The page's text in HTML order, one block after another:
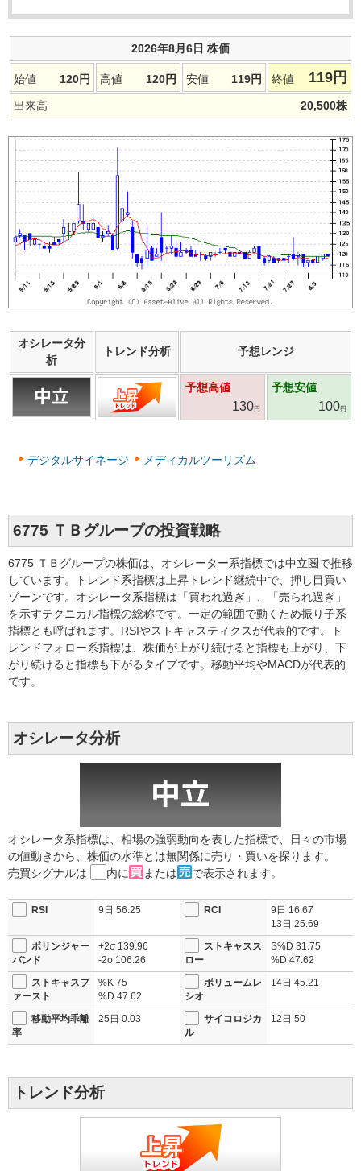
2026年8月6日 株価
始値 120円 高値 120円 安値 119円 終値 119 円
出来高 20,500株
オシレータ分
析
トレンド分析 予想レンジ
予想高値
130円
予想安値
100円
デジタルサイネージ メディカルツーリズム
6775 ＴＢグループの投資戦略
6775 ＴＢグループの株価は、オシレーター系指標では中立圏で推移
しています。トレンド系指標は上昇トレンド継続中で、押し目買い
ゾーンです。オシレータ系指標は「買われ過ぎ」、「売られ過ぎ」
を示すテクニカル指標の総称です。一定の範囲で動くため振り子系
指標とも呼ばれます。RSIやストキャスティクスが代表的です。ト
レンドフォロー系指標は、株価が上がり続けると指標も上がり、下
がり続けると指標も下がるタイプです。移動平均やMACDが代表的
です。
オシレータ分析
オシレータ系指標は、相場の強弱動向を表した指標で、日々の市場
の値動きから、株価の水準とは無関係に売り・買いを探ります。
売買シグナルは
内に または で表示されます。
RSI 9日 56.25 RCI 9日 16.67
13日 25.69
ボリンジャー
バンド
+2σ 139.96
-2σ 106.26
ストキャスス
ロー
S%D 31.75
%D 47.62
ストキャスフ
ァースト
%K 75
%D 47.62
ボリュームレ
シオ
14日 45.21
移動平均乖離
率
25日 0.03
サイコロジカ
ル
12日 50
トレンド分析